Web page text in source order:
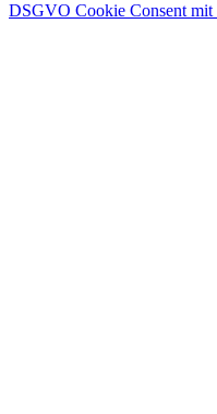
DSGVO Cookie Consent mit